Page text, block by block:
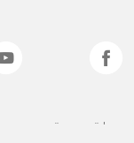
ovan är varumärken